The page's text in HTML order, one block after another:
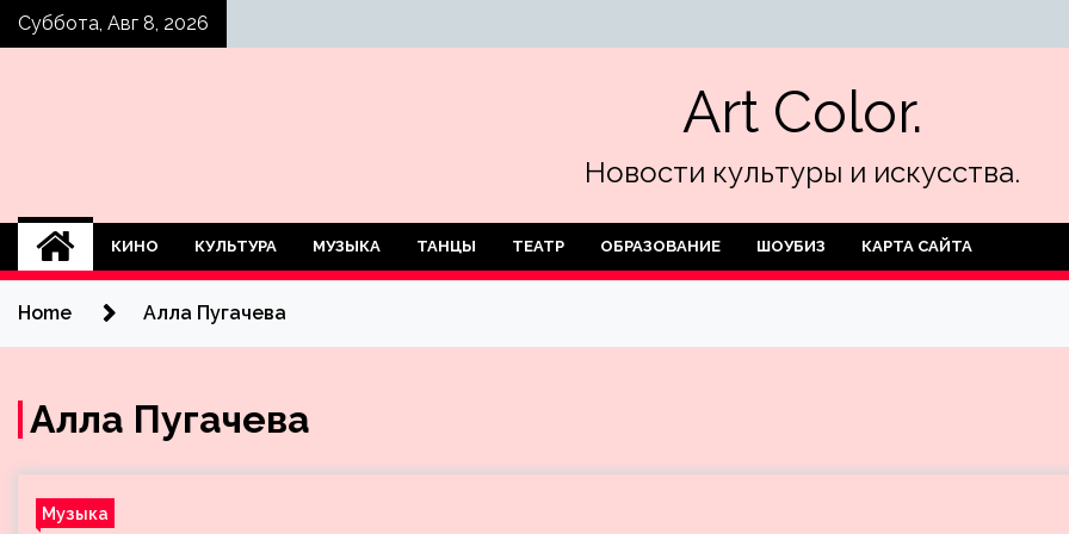
SkipСуббота, Авг 8, 2026
Art Color.
Новости культуры и искусства.
КИНО КУЛЬТУРА МУЗЫКА ТАНЦЫ ТЕАТР ОБРАЗОВАНИЕ ШОУБИЗ КАРТА САЙТА
Home Алла Пугачева
Алла Пугачева
Музыка